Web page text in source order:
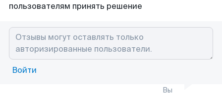
пользователям принять решение
Войти
Вы